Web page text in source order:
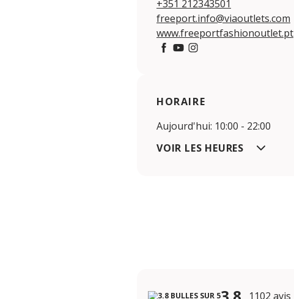
+351 212343501
freeport.info@viaoutlets.com
www.freeportfashionoutlet.pt
HORAIRE
Aujourd'hui: 10:00 - 22:00
VOIR LES HEURES
1102 avis